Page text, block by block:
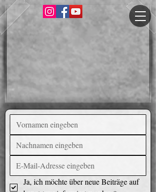
Ja, ich möchte über neue Beiträge auf